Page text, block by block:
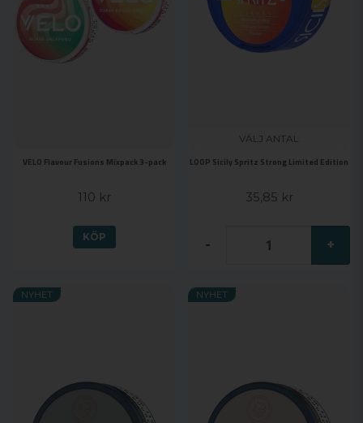
VELO Flavour Fusions Mixpack 3-pack
110 kr
KÖP
VÄLJ ANTAL
LOOP Sicily Spritz Strong Limited Edition
35,85 kr
- +
NYHET NYHET